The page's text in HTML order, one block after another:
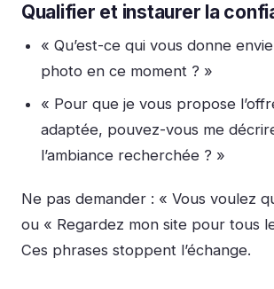
Qualifier et instaurer la
« Qu’est-ce qui vous donne
photo en ce moment ? »
« Pour que je vous propose
adaptée, pouvez-vous me
l’ambiance recherchée ? »
Ne pas demander : « Vous voulez
ou « Regardez mon site pour tous
Ces phrases stoppent l’échange.